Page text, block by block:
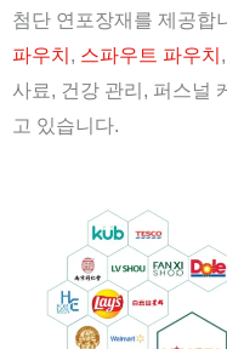
첨단 연포장재를 제공합
파우치 , 스파우트 파우치 ,
사료, 건강 관리, 퍼스널
고 있습니다.